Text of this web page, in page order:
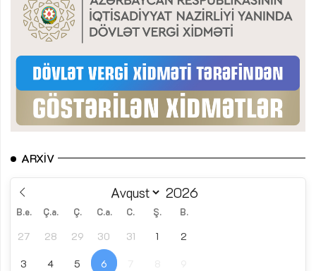
ARXIV
B.e. Ç.a. Ç. C.a. C. Ş. B.
27 28 29 30 31 1 2
3 4 5 6